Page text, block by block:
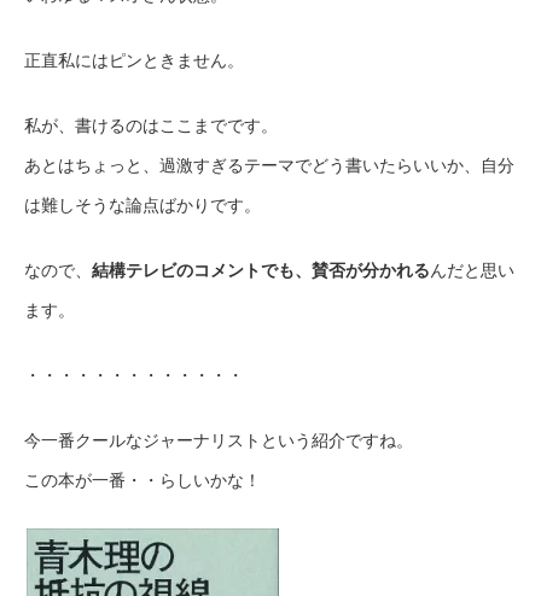
正直私にはピンときません。
私が、書けるのはここまでです。
あとはちょっと、過激すぎるテーマでどう書いたらいいか、自分
は難しそうな論点ばかりです。
なので、 結構テレビのコメントでも、賛否が分かれるんだと思い
ます。
・・・・・・・・・・・・・
今一番クールなジャーナリストという紹介ですね。
この本が一番・・らしいかな！